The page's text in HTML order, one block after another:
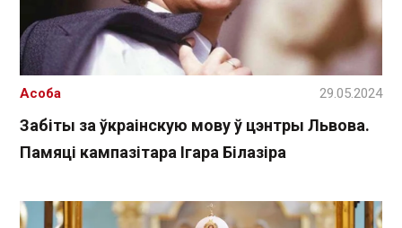
Забіты за ўкраінскую мову ў цэнтры Львова.
Памяці кампазітара Ігара Білазіра
Асоба 29.05.2024